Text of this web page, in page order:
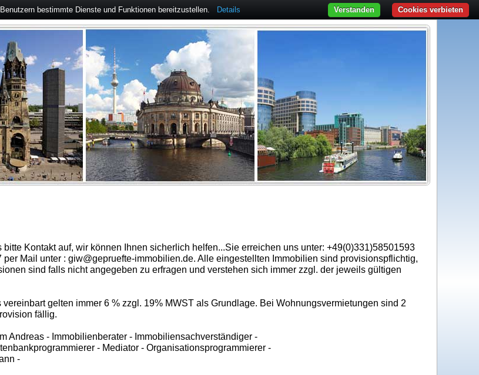
bitte Kontakt auf, wir können Ihnen sicherlich helfen...Sie erreichen uns unter: +49(0)331)58501593
per Mail unter : giw@gepruefte-immobilien.de. Alle eingestellten Immobilien sind provisionspflichtig,
sind falls nicht angegeben zu erfragen und verstehen sich immer zzgl. der jeweils gültigen
vereinbart gelten immer 6 % zzgl. 19% MWST als Grundlage. Bei Wohnungsvermietungen sind 2
fällig.
Andreas - Immobilienberater - Immobiliensachverständiger -
- Mediator - Organisationsprogrammierer -
-
bestimmte Dienste und Funktionen bereitzustellen. Details Cookies verbieten
Verstanden